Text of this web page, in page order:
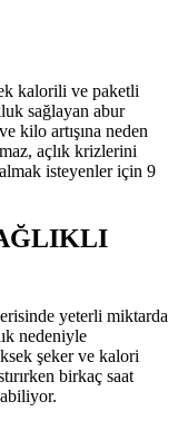
kalorili ve paketli
sağlayan abur
kilo artışına neden
açlık krizlerini
isteyenler için 9
yeterli miktarda
nedeniyle
şeker ve kalori
birkaç saat